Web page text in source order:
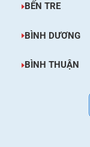
BẾN TRE
BÌNH DƯƠNG
BÌNH THUẬN